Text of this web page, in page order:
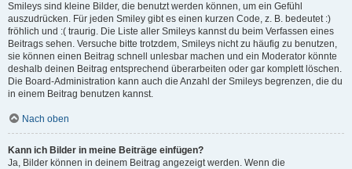
Smileys sind kleine Bilder, die benutzt werden können, um ein Gefühl
auszudrücken. Für jeden Smiley gibt es einen kurzen Code, z. B. bedeutet :)
fröhlich und :( traurig. Die Liste aller Smileys kannst du beim Verfassen eines
Beitrags sehen. Versuche bitte trotzdem, Smileys nicht zu häufig zu benutzen,
sie können einen Beitrag schnell unlesbar machen und ein Moderator könnte
deshalb deinen Beitrag entsprechend überarbeiten oder gar komplett löschen.
Die Board-Administration kann auch die Anzahl der Smileys begrenzen, die du
in einem Beitrag benutzen kannst.
Nach oben
Kann ich Bilder in meine Beiträge einfügen?
Ja, Bilder können in deinem Beitrag angezeigt werden. Wenn die